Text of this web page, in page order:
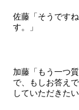
佐藤「そうです
す。」
加藤「もう一つ
で、もしお答え
していただきたい